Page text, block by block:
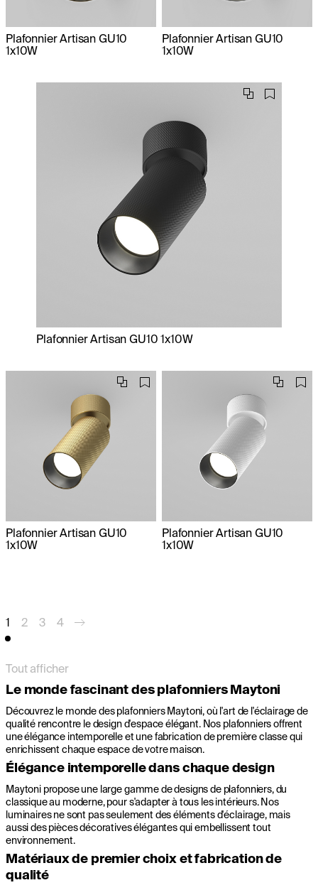
Plafonnier Artisan GU10
1x10W
Plafonnier Artisan GU10
1x10W
Plafonnier Artisan GU10 1x10W
Plafonnier Artisan GU10
1x10W
Plafonnier Artisan GU10
1x10W
1 2 3 4
Tout afficher
Le monde fascinant des plafonniers Maytoni
Découvrez le monde des plafonniers Maytoni, où l'art de l'éclairage de
qualité rencontre le design d'espace élégant. Nos plafonniers offrent
une élégance intemporelle et une fabrication de première classe qui
enrichissent chaque espace de votre maison.
Élégance intemporelle dans chaque design
Maytoni propose une large gamme de designs de plafonniers, du
classique au moderne, pour s'adapter à tous les intérieurs. Nos
luminaires ne sont pas seulement des éléments d'éclairage, mais
aussi des pièces décoratives élégantes qui embellissent tout
environnement.
Matériaux de premier choix et fabrication de
qualité